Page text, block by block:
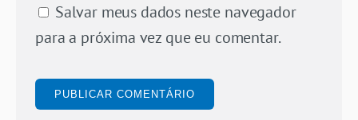
Salvar meus dados neste navegador
para a próxima vez que eu comentar.